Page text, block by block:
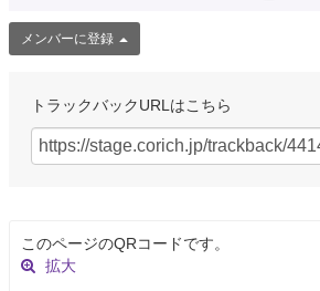
メンバーに登録
トラックバックURLはこちら
このページのQRコードです。
拡大